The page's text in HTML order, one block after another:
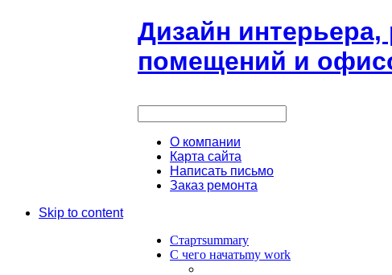
Дизайн
помещений и
О компании
Карта сайта
Написать письмо
Заказ ремонта
Skip to content
Стартsummary
С чего начатьmy work